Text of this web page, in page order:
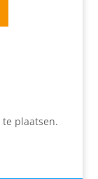
plaatsen.